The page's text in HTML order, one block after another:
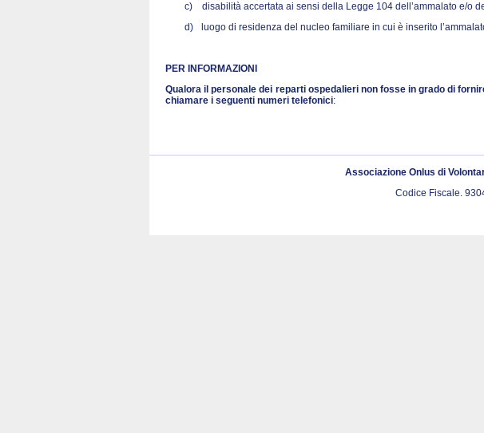
c)
disabilità accertata ai sensi della Legge 104 dell’ammalato e/o
d)
luogo di residenza del nucleo familiare in cui è inserito
PER INFORMAZIONI
Qualora il personale dei reparti ospedalieri non fosse in grado di
chiamare i seguenti numeri telefonici:
Associazione Onlus di
Codice Fiscale.